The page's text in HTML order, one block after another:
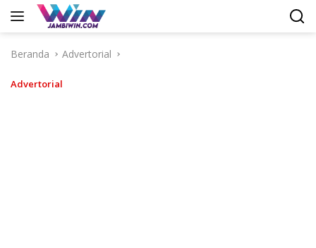
Langsung
Beranda
Advertorial
Advertorial